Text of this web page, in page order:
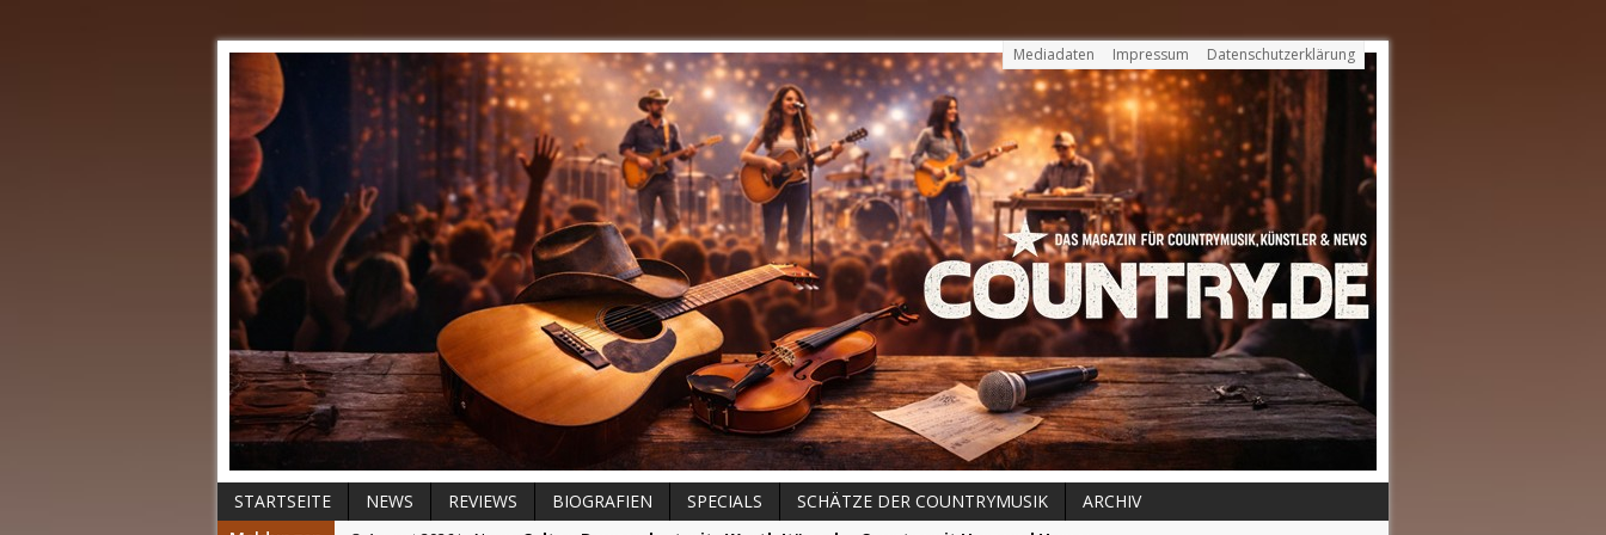
Mediadaten Impressum Datenschutzerklärung
STARTSEITE NEWS REVIEWS BIOGRAFIEN SPECIALS SCHÄTZE DER COUNTRYMUSIK
ARCHIV